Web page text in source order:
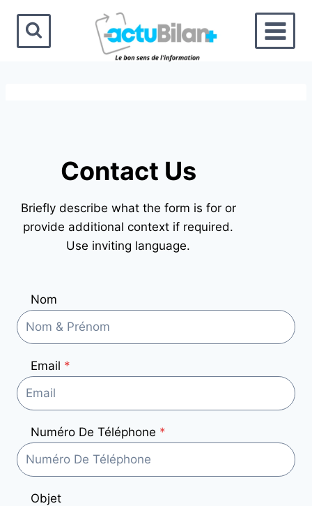
contenu
Contact Us
Briefly describe what the form is for or
provide additional context if required.
Use inviting language.
Nom
Email *
Numéro De Téléphone *
Objet